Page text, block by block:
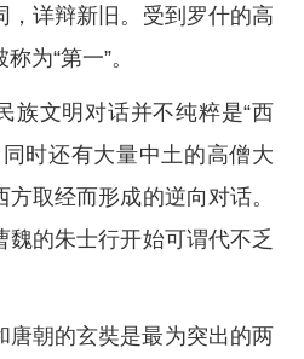
，详辩新旧。受到罗什的高
为“第一”。
族文明对话并不纯粹是“西
时还有大量中土的高僧大
取经而形成的逆向对话。
魏的朱士行开始可谓代不乏
唐朝的玄奘是最为突出的两